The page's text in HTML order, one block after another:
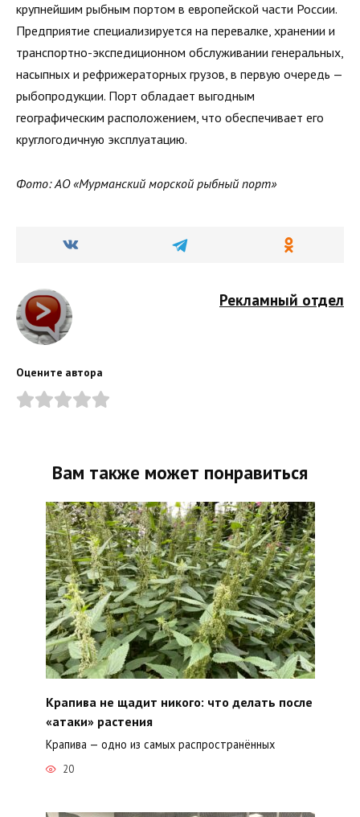
крупнейшим рыбным портом в европейской части России.
Предприятие специализируется на перевалке, хранении и
транспортно-экспедиционном обслуживании генеральных,
насыпных и рефрижераторных грузов, в первую очередь —
рыбопродукции. Порт обладает выгодным
географическим расположением, что обеспечивает его
круглогодичную эксплуатацию.
Фото: АО «Мурманский морской рыбный порт»
Рекламный отдел
Оцените автора
Вам также может понравиться
Крапива не щадит никого: что делать после
«атаки» растения
Крапива — одно из самых распространённых
20